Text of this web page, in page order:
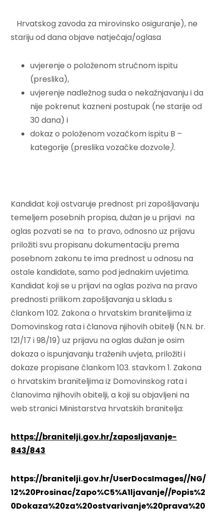
Hrvatskog zavoda za mirovinsko osiguranje), ne
stariju od dana objave natječaja/oglasa
uvjerenje o položenom stručnom ispitu
(preslika),
uvjerenje nadležnog suda o nekažnjavanju i da
nije pokrenut kazneni postupak (ne starije od
30 dana) i
dokaz o položenom vozačkom ispitu B –
kategorije (preslika vozačke dozvole).
Kandidat koji ostvaruje prednost pri zapošljavanju
temeljem posebnih propisa, dužan je u prijavi na
oglas pozvati se na to pravo, odnosno uz prijavu
priložiti svu propisanu dokumentaciju prema
posebnom zakonu te ima prednost u odnosu na
ostale kandidate, samo pod jednakim uvjetima.
Kandidat koji se u prijavi na oglas poziva na pravo
prednosti prilikom zapošljavanja u skladu s
člankom 102. Zakona o hrvatskim braniteljima iz
Domovinskog rata i članova njihovih obitelji (N.N. br.
121/17 i 98/19) uz prijavu na oglas dužan je osim
dokaza o ispunjavanju traženih uvjeta, priložiti i
dokaze propisane člankom 103. stavkom 1. Zakona
o hrvatskim braniteljima iz Domovinskog rata i
članovima njihovih obitelji, a koji su objavljeni na
web stranici Ministarstva hrvatskih branitelja:
https://branitelji.gov.hr/zaposljavanje-
843/843
https://branitelji.gov.hr/UserDocsImages//NG/
12%20Prosinac/Zapo%C5%A1ljavanje//Popis%2
0Dokaza%20za%20ostvarivanje%20prava%20